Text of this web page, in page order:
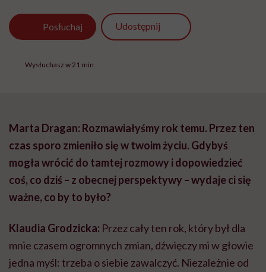
Posłuchaj Udostępnij
Wysłuchasz w 21 min
Marta Dragan: Rozmawiałyśmy rok temu. Przez ten
czas sporo zmieniło się w twoim życiu. Gdybyś
mogła wrócić do tamtej rozmowy i dopowiedzieć
coś, co dziś – z obecnej perspektywy – wydaje ci się
ważne, co by to było?
Klaudia Grodzicka: Przez cały ten rok, który był dla
mnie czasem ogromnych zmian, dźwięczy mi w głowie
jedna myśl: trzeba o siebie zawalczyć. Niezależnie od